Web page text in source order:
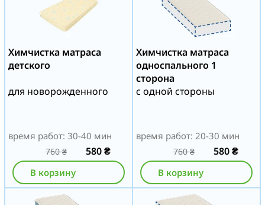
Химчистка матраса
детского
для новорожденного
время работ: 30-40 мин
760₴ 580₴
В корзину
Химчистка матраса
односпального 1
сторона
с одной стороны
время работ: 20-30 мин
760₴ 580₴
В корзину